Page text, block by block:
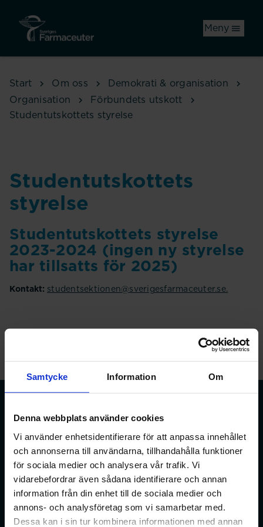
Samtycke Information Om
Denna webbplats använder cookies
Vi använder enhetsidentifierare för att anpassa innehållet
och annonserna till användarna, tillhandahålla funktioner
för sociala medier och analysera vår trafik. Vi
vidarebefordrar även sådana identifierare och annan
information från din enhet till de sociala medier och
annons- och analysföretag som vi samarbetar med.
Dessa kan i sin tur kombinera informationen med annan
Meny
Start Om oss
Demokrati & organisation
Organisation
Förbundets utskott
Studentutskottets styrelse
Studentutskottets
styrelse
Studentutskottets styrelse
2023-2024 (ingen ny styrelse
har tillsatts för 2025)
Kontakt: studentsektionen@sverigesfarmaceuter.se.
Förbundet för apotekare och receptarier.
Bli medlem